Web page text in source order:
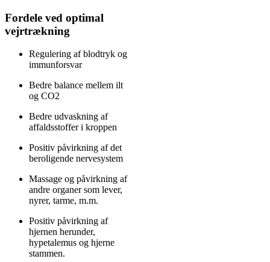
Fordele ved optimal
vejrtrækning
Regulering af blodtryk og
immunforsvar
Bedre balance mellem ilt
og CO2
Bedre udvaskning af
affaldsstoffer i kroppen
Positiv påvirkning af det
beroligende nervesystem
Massage og påvirkning af
andre organer som lever,
nyrer, tarme, m.m.
Positiv påvirkning af
hjernen herunder,
hypetalemus og hjerne
stammen.